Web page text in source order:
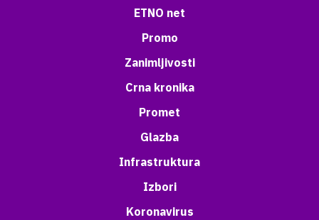
ETNO net
Promo
Zanimljivosti
Crna kronika
Promet
Glazba
Infrastruktura
Izbori
Koronavirus